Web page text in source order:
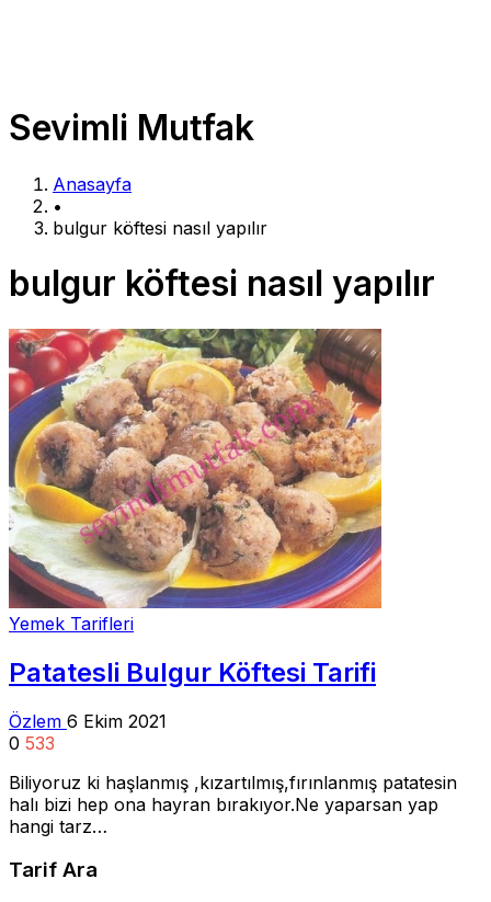
Sevimli Mutfak
Anasayfa
•
bulgur köftesi nasıl yapılır
bulgur köftesi nasıl yapılır
Yemek Tarifleri
Patatesli Bulgur Köftesi Tarifi
Özlem 6 Ekim 2021
0 533
Biliyoruz ki haşlanmış ,kızartılmış,fırınlanmış patatesin
halı bizi hep ona hayran bırakıyor.Ne yaparsan yap
hangi tarz…
Tarif Ara